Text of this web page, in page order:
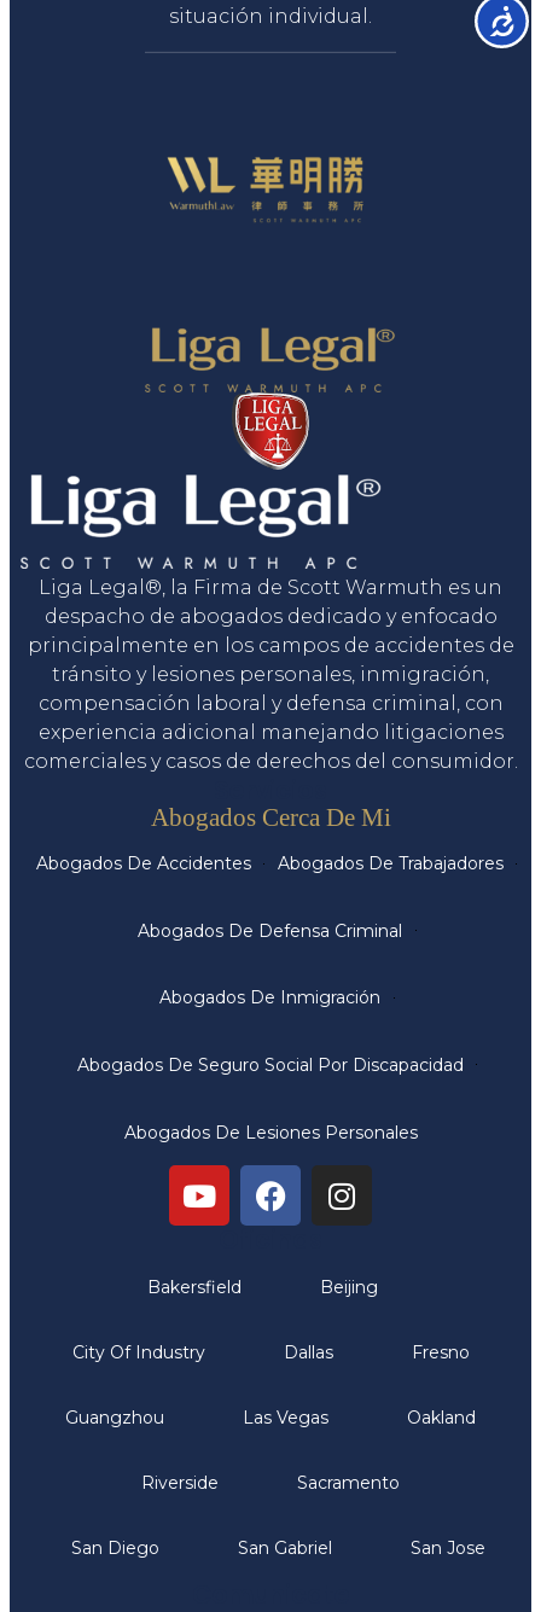
situación individual.
Liga Legal®, la Firma de Scott Warmuth es un
despacho de abogados dedicado y enfocado
principalmente en los campos de accidentes de
tránsito y lesiones personales, inmigración,
compensación laboral y defensa criminal, con
experiencia adicional manejando litigaciones
comerciales y casos de derechos del consumidor.
Abogados Cerca De Mi
Abogados De Accidentes Abogados De Trabajadores
Abogados De Defensa Criminal
Abogados De Inmigración
Abogados De Seguro Social Por Discapacidad
Abogados De Lesiones Personales
Bakersfield Beijing
City Of Industry Dallas Fresno
Guangzhou Las Vegas Oakland
Riverside Sacramento
San Diego San Gabriel San Jose